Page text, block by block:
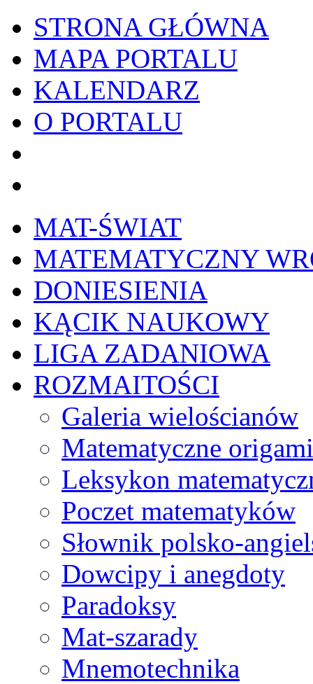
STRONA GŁÓWNA
MAPA PORTALU
KALENDARZ
O PORTALU
MAT-ŚWIAT
MATEMATYCZNY
DONIESIENIA
KĄCIK NAUKOWY
LIGA ZADANIOWA
ROZMAITOŚCI
Galeria wielościanów
Matematyczne origami
Leksykon
Poczet matematyków
Słownik polsko-
Dowcipy i anegdoty
Paradoksy
Mat-szarady
Mnemotechnika